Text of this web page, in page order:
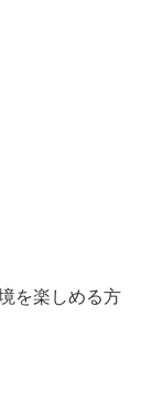
を楽しめる方